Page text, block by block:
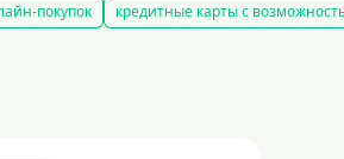
покупок
кредитные карты с